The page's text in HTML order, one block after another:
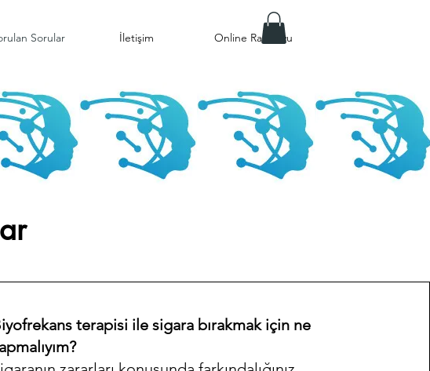
Sorular İletişim Online Randevu
terapisi ile sigara bırakmak için ne